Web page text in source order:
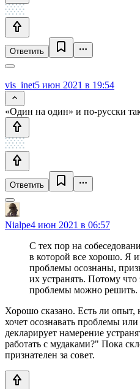
Ответить
vis_inet5 июн 2021 в 19:54
«Один на один» и по-русски
Ответить
Nialpe4 июн 2021 в 06:57
С тех пор на
в которой все хорошо. Я
проблемы осознаны,
их устранять. Потому что
проблемы можно решить.
Хорошо сказано. Есть ли опыт,
хочет осознавать проблемы
декларирует намерение
работать с мудаками?" Пока
признателен за совет.